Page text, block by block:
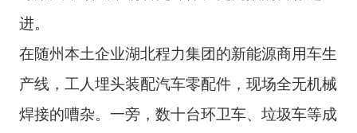
进。
在随州本土企业湖北程力集团的新能源商用车生
产线，工人埋头装配汽车零配件，现场全无机械
焊接的嘈杂。一旁，数十台环卫车、垃圾车等成